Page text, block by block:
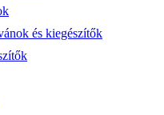
és kiegészítők